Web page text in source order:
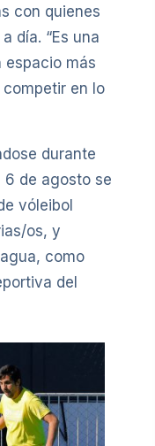
con quienes
día. “Es una
espacio más
en lo
durante
6 de agosto se
vóleibol
os, y
como
del